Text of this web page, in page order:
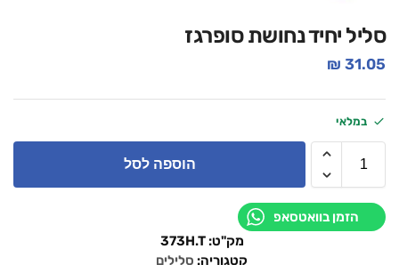
סליל יחיד נחושת סופרגז
₪ 31.05
במלאי
הוספה לסל
הזמן בוואטסאפ
מק"ט:373H.T
קטגוריה: סלילים